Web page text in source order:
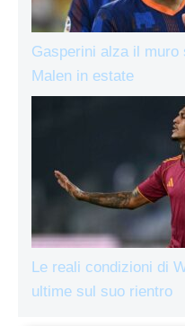
Gasperini alza il
Malen in estate
Le reali condizioni di
ultime sul suo rientro